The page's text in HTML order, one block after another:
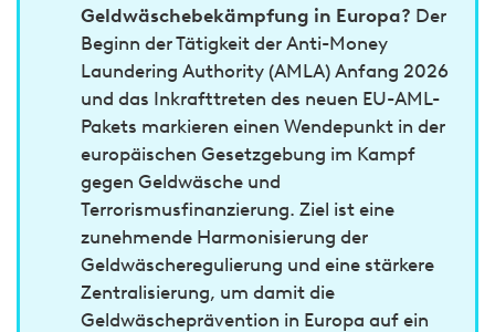
Geldwäschebekämpfung in Europa? Der
Beginn der Tätigkeit der Anti-Money
Laundering Authority (AMLA) Anfang 2026
und das Inkrafttreten des neuen EU-AML-
Pakets markieren einen Wendepunkt in der
europäischen Gesetzgebung im Kampf
gegen Geldwäsche und
Terrorismusfinanzierung. Ziel ist eine
zunehmende Harmonisierung der
Geldwäscheregulierung und eine stärkere
Zentralisierung, um damit die
Geldwäscheprävention in Europa auf ein